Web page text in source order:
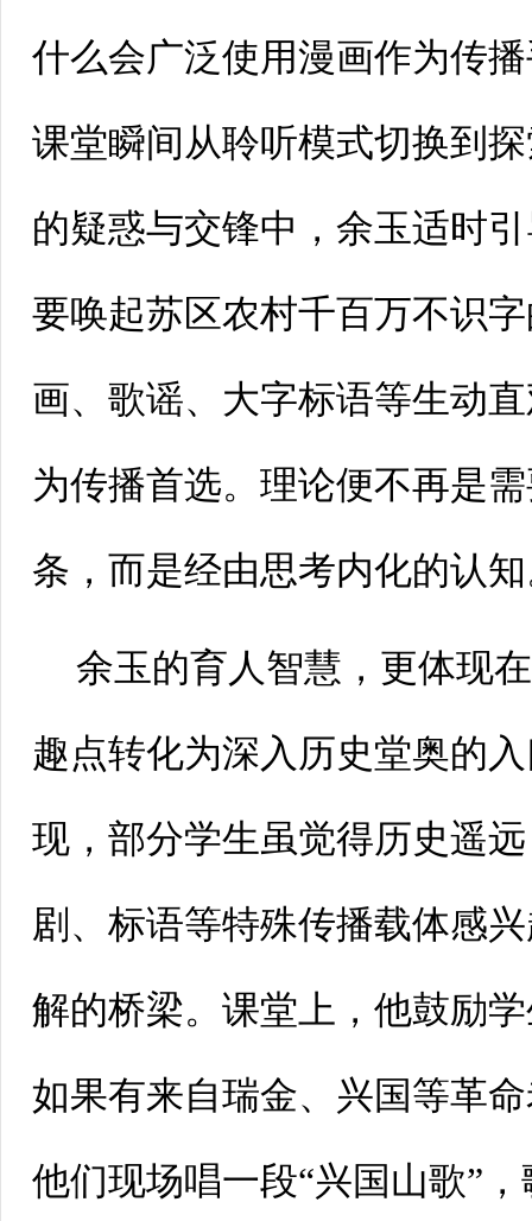
什么会广泛使用漫画作为传
课堂瞬间从聆听模式切换到
的疑惑与交锋中，余玉适时
要唤起苏区农村千百万不识
画、歌谣、大字标语等生动
为传播首选。理论便不再是
条，而是经由思考内化的认
余玉的育人智慧，更体现
趣点转化为深入历史堂奥的
现，部分学生虽觉得历史遥
剧、标语等特殊传播载体感
解的桥梁。课堂上，他鼓励
如果有来自瑞金、兴国等革
他们现场唱一段“兴国山歌”